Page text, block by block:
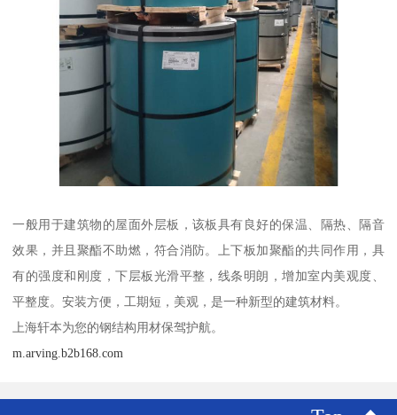
一般用于建筑物的屋面外层板，该板具有良好的保温、隔热、隔音
效果，并且聚酯不助燃，符合消防。上下板加聚酯的共同作用，具
有的强度和刚度，下层板光滑平整，线条明朗，增加室内美观度、
平整度。安装方便，工期短，美观，是一种新型的建筑材料。
上海轩本为您的钢结构用材保驾护航。
m.arving.b2b168.com